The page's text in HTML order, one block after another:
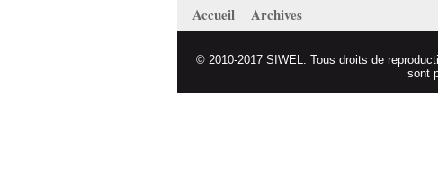
Accueil Archives
© 2010-2017 SIWEL. Tous droits de
sont